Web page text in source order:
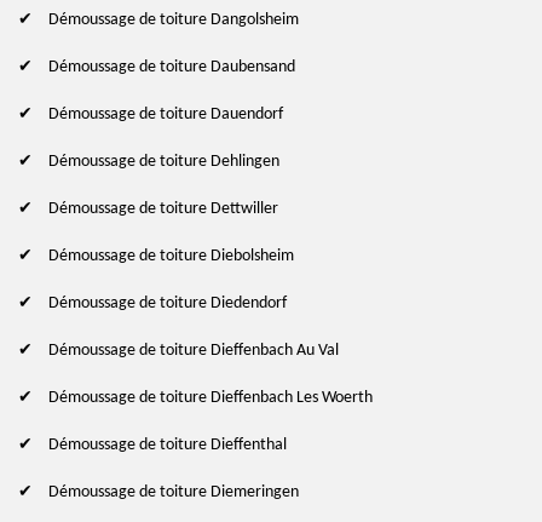
Démoussage de toiture Dangolsheim
Démoussage de toiture Daubensand
Démoussage de toiture Dauendorf
Démoussage de toiture Dehlingen
Démoussage de toiture Dettwiller
Démoussage de toiture Diebolsheim
Démoussage de toiture Diedendorf
Démoussage de toiture Dieffenbach Au Val
Démoussage de toiture Dieffenbach Les Woerth
Démoussage de toiture Dieffenthal
Démoussage de toiture Diemeringen